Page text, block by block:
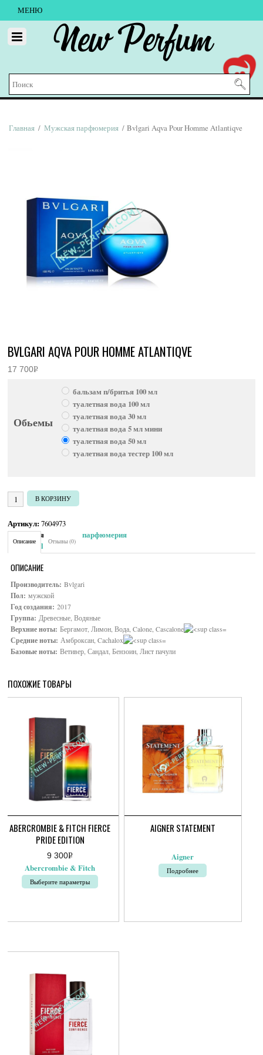
МЕНЮ
New Perfum
Главная / Мужская парфюмерия / Bvlgari Aqva Pour Homme Atlantiqve
BVLGARI AQVA POUR HOMME ATLANTIQVE
17 700Р
Обьемы
бальзам п/бритья 100 мл
туалетная вода 100 мл
туалетная вода 30 мл
туалетная вода 5 мл мини
туалетная вода 50 мл
туалетная вода тестер 100 мл
Количество товара Bvlgari Aqva Pour Homme Atlantiqve
В КОРЗИНУ
Артикул:7604973
Категория:
Мужская парфюмерия
Brand:Bvlgari
Описание Отзывы (0)
ОПИСАНИЕ
Производитель: Bvlgari
Пол: мужской
Год создания: 2017
Группа: Древесные, Водяные
Верхние ноты: Бергамот, Лимон, Вода, Calone, Cascalone
Средние ноты: Амброксан, Cachalox
Базовые ноты:Ветивер, Сандал, Бензоин, Лист пачули
ПОХОЖИЕ ТОВАРЫ
ABERCROMBIE & FITCH FIERCE
PRIDE EDITION
9 300Р
УБ.
Abercrombie & Fitch
Выберите параметры
имеет
Опции
странице
AIGNER STATEMENT
Aigner
Подробнее